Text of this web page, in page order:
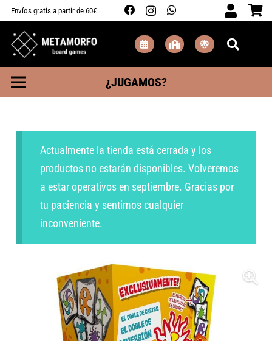
Envíos gratis a partir de 60€
¿JUGAMOS?
Actualmente la tienda está cerrada y los
productos no estarán disponibles. Volveremos
a estar operativos en septiembre. Gracias por
tu paciencia y sentimos cualquier
inconveniente.